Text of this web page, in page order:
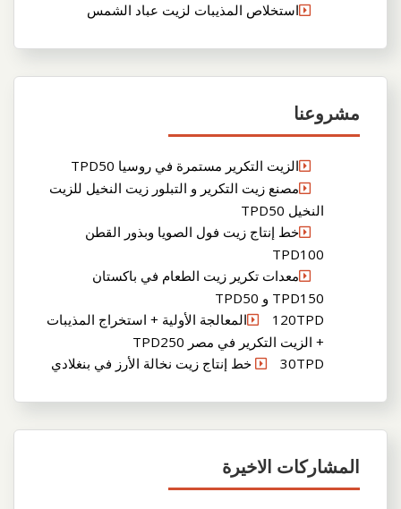
استخلاص المذيبات لزيت عباد الشمس
مشروعنا
الزيت التكرير مستمرة في روسيا TPD50
مصنع زيت التكرير و التبلور زيت النخيل للزيت
النخيل TPD50
خط إنتاج زيت فول الصويا وبذور القطن
TPD100
معدات تكرير زيت الطعام في باكستان
TPD150 و TPD50
120TPDالمعالجة الأولية + استخراج المذيبات
+ الزيت التكرير في مصر TPD250
30TPD خط إنتاج زيت نخالة الأرز في بنغلادي
المشاركات الاخيرة